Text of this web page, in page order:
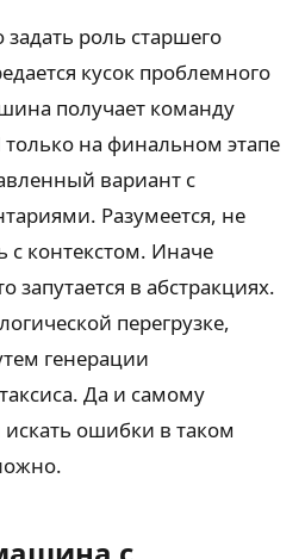
роль старшего
кусок проблемного
получает команду
на финальном этапе
вариант с
Разумеется, не
с контекстом. Иначе
запутается в абстракциях.
перегрузке,
генерации
Да и самому
ошибки в таком